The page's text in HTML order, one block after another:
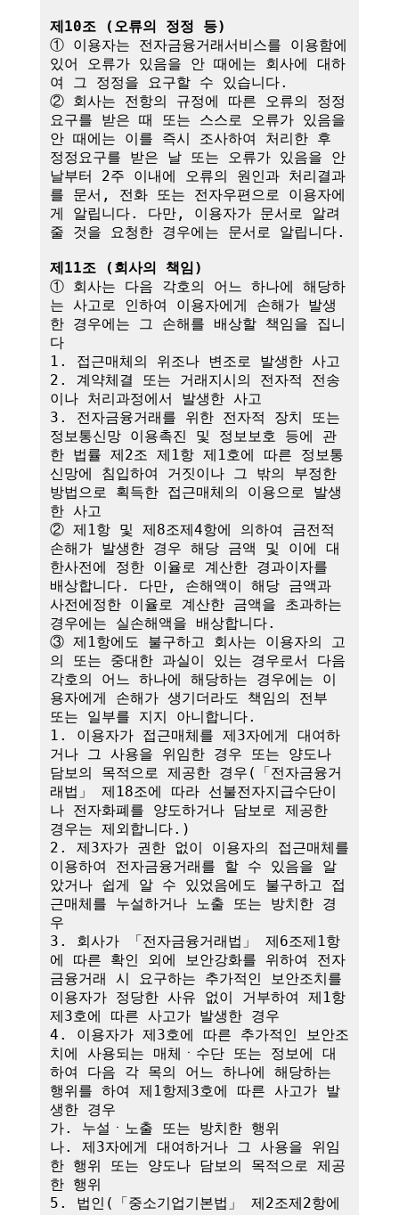
제10조 (오류의 정정 등)
① 이용자는 전자금융거래서비스를 이용함에
있어 오류가 있음을 안 때에는 회사에 대하
여 그 정정을 요구할 수 있습니다.
② 회사는 전항의 규정에 따른 오류의 정정
요구를 받은 때 또는 스스로 오류가 있음을
안 때에는 이를 즉시 조사하여 처리한 후
정정요구를 받은 날 또는 오류가 있음을 안
날부터 2주 이내에 오류의 원인과 처리결과
를 문서, 전화 또는 전자우편으로 이용자에
게 알립니다. 다만, 이용자가 문서로 알려
줄 것을 요청한 경우에는 문서로 알립니다.
제11조 (회사의 책임)
① 회사는 다음 각호의 어느 하나에 해당하
는 사고로 인하여 이용자에게 손해가 발생
한 경우에는 그 손해를 배상할 책임을 집니
다
1. 접근매체의 위조나 변조로 발생한 사고
2. 계약체결 또는 거래지시의 전자적 전송
이나 처리과정에서 발생한 사고
3. 전자금융거래를 위한 전자적 장치 또는
정보통신망 이용촉진 및 정보보호 등에 관
한 법률 제2조 제1항 제1호에 따른 정보통
신망에 침입하여 거짓이나 그 밖의 부정한
방법으로 획득한 접근매체의 이용으로 발생
한 사고
② 제1항 및 제8조제4항에 의하여 금전적
손해가 발생한 경우 해당 금액 및 이에 대
한사전에 정한 이율로 계산한 경과이자를
배상합니다. 다만, 손해액이 해당 금액과
사전에정한 이율로 계산한 금액을 초과하는
경우에는 실손해액을 배상합니다.
③ 제1항에도 불구하고 회사는 이용자의 고
의 또는 중대한 과실이 있는 경우로서 다음
각호의 어느 하나에 해당하는 경우에는 이
용자에게 손해가 생기더라도 책임의 전부
또는 일부를 지지 아니합니다.
1. 이용자가 접근매체를 제3자에게 대여하
거나 그 사용을 위임한 경우 또는 양도나
담보의 목적으로 제공한 경우(「전자금융거
래법」 제18조에 따라 선불전자지급수단이
나 전자화폐를 양도하거나 담보로 제공한
경우는 제외합니다.)
2. 제3자가 권한 없이 이용자의 접근매체를
이용하여 전자금융거래를 할 수 있음을 알
았거나 쉽게 알 수 있었음에도 불구하고 접
근매체를 누설하거나 노출 또는 방치한 경
우
3. 회사가 「전자금융거래법」 제6조제1항
에 따른 확인 외에 보안강화를 위하여 전자
금융거래 시 요구하는 추가적인 보안조치를
이용자가 정당한 사유 없이 거부하여 제1항
제3호에 따른 사고가 발생한 경우
4. 이용자가 제3호에 따른 추가적인 보안조
치에 사용되는 매체ㆍ수단 또는 정보에 대
하여 다음 각 목의 어느 하나에 해당하는
행위를 하여 제1항제3호에 따른 사고가 발
생한 경우
가. 누설ㆍ노출 또는 방치한 행위
나. 제3자에게 대여하거나 그 사용을 위임
한 행위 또는 양도나 담보의 목적으로 제공
한 행위
5. 법인(「중소기업기본법」 제2조제2항에